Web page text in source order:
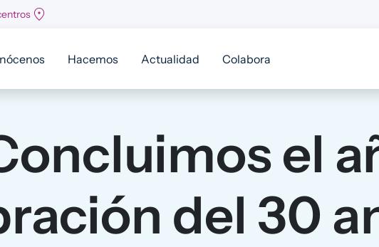
Hacemos Actualidad Colabora
el
del 30